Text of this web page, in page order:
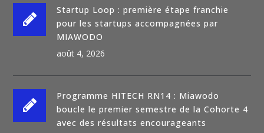
Startup Loop : première étape franchie
pour les startups accompagnées par
MIAWODO
août 4, 2026
Programme HITECH RN14 : Miawodo
boucle le premier semestre de la Cohorte 4
avec des résultats encourageants